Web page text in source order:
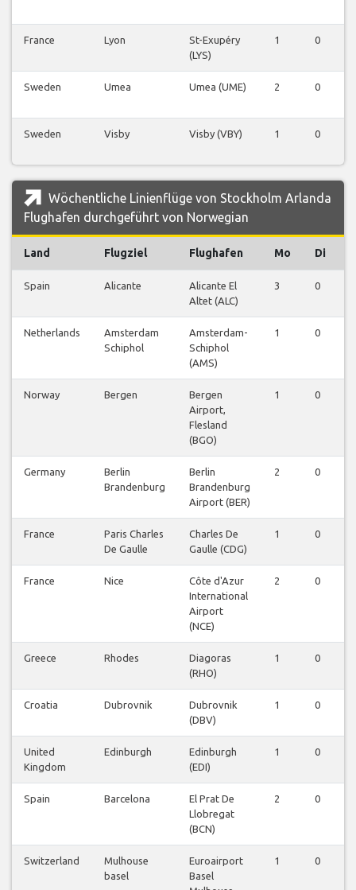
France Lyon
St-Exupéry
(LYS)
1 0
Sweden Umea Umea (UME) 2 0
Sweden Visby Visby (VBY) 1 0
Wöchentliche Linienflüge von Stockholm Arlanda
Flughafen durchgeführt von Norwegian
Land Flugziel Flughafen Mo Di
Spain Alicante
Alicante El
Altet (ALC)
3 0
Netherlands
Amsterdam
Schiphol
Amsterdam-
Schiphol
(AMS)
1 0
Norway Bergen
Bergen
Airport,
Flesland
(BGO)
1 0
Germany
Berlin
Brandenburg
Berlin
Brandenburg
Airport (BER)
2 0
France
Paris Charles
De Gaulle
Charles De
Gaulle (CDG)
1 0
France Nice
Côte d'Azur
International
Airport
(NCE)
2 0
Greece Rhodes
Diagoras
(RHO)
1 0
Croatia Dubrovnik
Dubrovnik
(DBV)
1 0
United
Kingdom
Edinburgh
Edinburgh
(EDI)
1 0
Spain Barcelona
El Prat De
Llobregat
(BCN)
2 0
Switzerland
Mulhouse
basel
Euroairport
Basel
1 0